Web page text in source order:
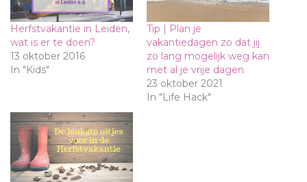
Herfstvakantie in Leiden,
wat is er te doen?
13 oktober 2016
In "Kids"
Tip | Plan je
vakantiedagen zo dat jij
zo lang mogelijk weg kan
met al je vrije dagen
23 oktober 2021
In "Life Hack"